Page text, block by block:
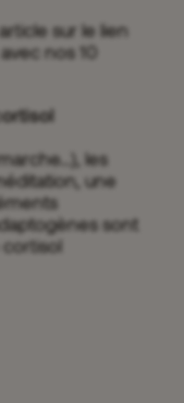
sur le lien
nos 10
les
une
sont